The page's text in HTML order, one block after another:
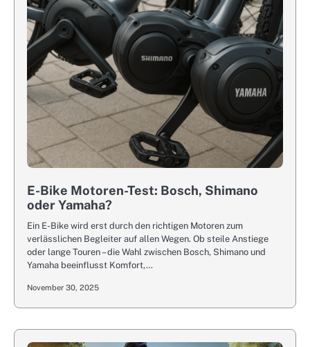
E-Bike Motoren-Test: Bosch, Shimano
oder Yamaha?
Ein E-Bike wird erst durch den richtigen Motoren zum
verlässlichen Begleiter auf allen Wegen. Ob steile Anstiege
oder lange Touren – die Wahl zwischen Bosch, Shimano und
Yamaha beeinflusst Komfort,…
November 30, 2025